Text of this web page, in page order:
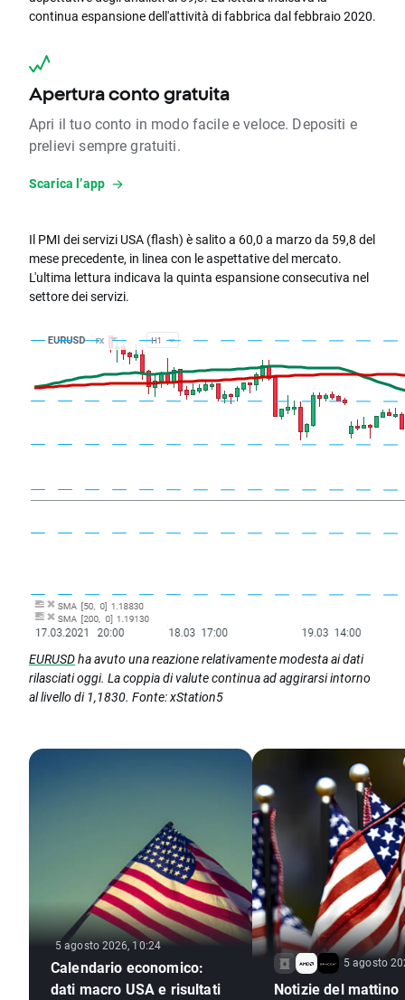
continua espansione dell'attività di fabbrica dal febbraio 2020.
Apertura conto gratuita
Apri il tuo conto in modo facile e veloce. Depositi e
prelievi sempre gratuiti.
Scarica l’app
Il PMI dei servizi USA (flash) è salito a 60,0 a marzo da 59,8 del
mese precedente, in linea con le aspettative del mercato.
L'ultima lettura indicava la quinta espansione consecutiva nel
settore dei servizi.
EURUSDha avuto una reazione relativamente modesta ai dati
rilasciati oggi. La coppia di valute continua ad aggirarsi intorno
al livello di 1,1830. Fonte: xStation5
5 agosto 2026, 10:24
Calendario economico:
dati macro USA e risultati
5 agosto
Notizie del mattino